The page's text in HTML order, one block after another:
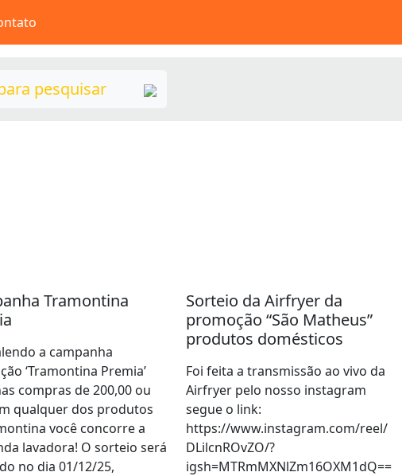
Tramontina
a campanha
‘Tramontina Premia’
compras de 200,00 ou
qualquer dos produtos
você concorre a
lavadora! O sorteio será
no dia 01/12/25,
Sorteio da Airfryer da
promoção “São Matheus”
produtos domésticos
Foi feita a transmissão ao vivo da
Airfryer pelo nosso instagram
segue o link:
https://www.instagram.com/reel/
DLilcnROvZO/?
igsh=MTRmMXNlZm16OXM1dQ==